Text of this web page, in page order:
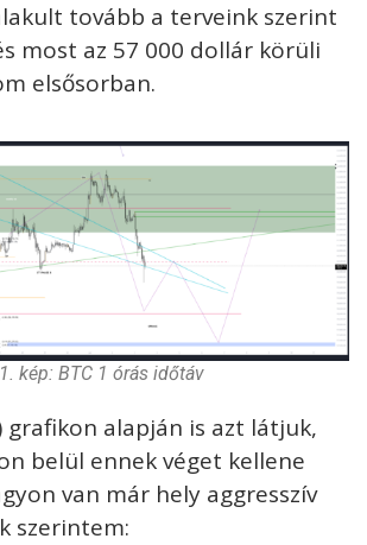
tovább a terveink szerint
most az 57 000 dollár körüli
elsősorban.
1. kép: BTC 1 órás időtáv
grafikon alapján is azt látjuk,
belül ennek véget kellene
van már hely aggresszív
szerintem: